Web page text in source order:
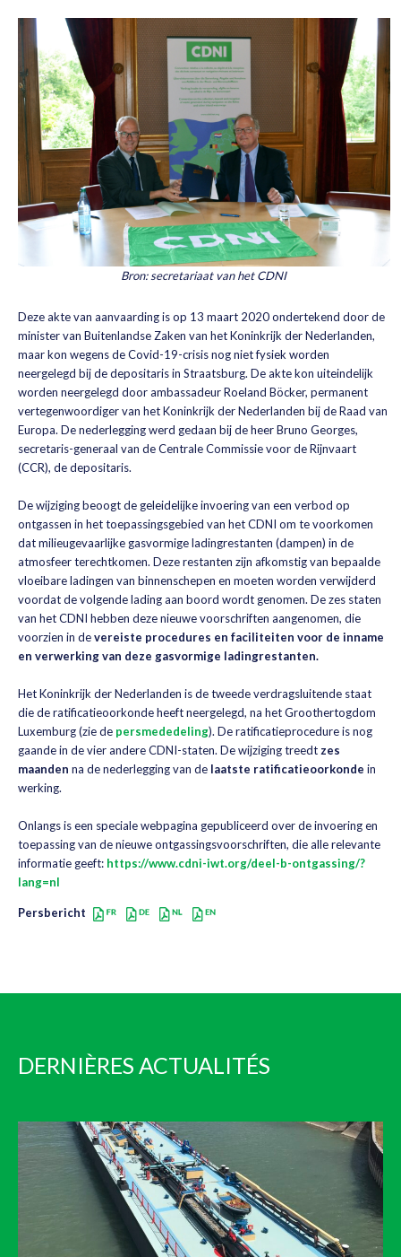
Bron: secretariaat van het CDNI
Deze akte van aanvaarding is op 13 maart 2020 ondertekend door de
minister van Buitenlandse Zaken van het Koninkrijk der Nederlanden,
maar kon wegens de Covid-19-crisis nog niet fysiek worden
neergelegd bij de depositaris in Straatsburg. De akte kon uiteindelijk
worden neergelegd door ambassadeur Roeland Böcker, permanent
vertegenwoordiger van het Koninkrijk der Nederlanden bij de Raad van
Europa. De nederlegging werd gedaan bij de heer Bruno Georges,
secretaris-generaal van de Centrale Commissie voor de Rijnvaart
(CCR), de depositaris.
De wijziging beoogt de geleidelijke invoering van een verbod op
ontgassen in het toepassingsgebied van het CDNI om te voorkomen
dat milieugevaarlijke gasvormige ladingrestanten (dampen) in de
atmosfeer terechtkomen. Deze restanten zijn afkomstig van bepaalde
vloeibare ladingen van binnenschepen en moeten worden verwijderd
voordat de volgende lading aan boord wordt genomen. De zes staten
van het CDNI hebben deze nieuwe voorschriften aangenomen, die
voorzien in devereiste procedures en faciliteiten voor de inname
en verwerking van deze gasvormige ladingrestanten.
Het Koninkrijk der Nederlanden is de tweede verdragsluitende staat
die de ratificatieoorkonde heeft neergelegd, na het Groothertogdom
Luxemburg (zie de persmededeling). De ratificatieprocedure is nog
gaande in de vier andere CDNI-staten. De wijziging treedt zes
maanden na de nederlegging van de laatste ratificatieoorkonde in
werking.
Onlangs is een speciale webpagina gepubliceerd over de invoering en
toepassing van de nieuwe ontgassingsvoorschriften, die alle relevante
informatie geeft: https://www.cdni-iwt.org/deel-b-ontgassing/?
lang=nl
Persbericht
DERNIÈRES ACTUALITÉS